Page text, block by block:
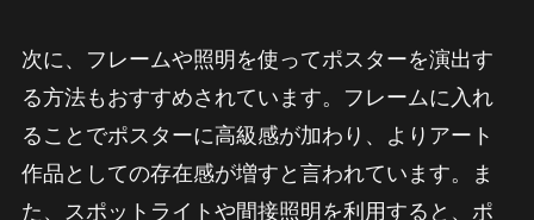
次に、フレームや照明を使ってポスターを演出す
る方法もおすすめされています。フレームに入れ
ることでポスターに高級感が加わり、よりアート
作品としての存在感が増すと言われています。ま
た、スポットライトや間接照明を利用すると、ポ